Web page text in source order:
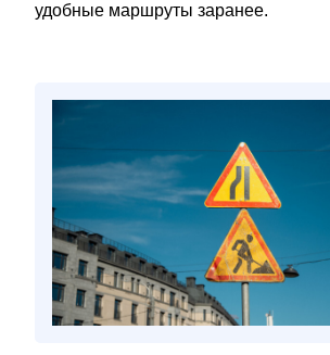
удобные маршруты заранее.